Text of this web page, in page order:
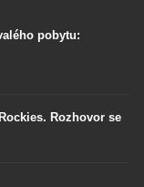
pobytu:
Rozhovor se